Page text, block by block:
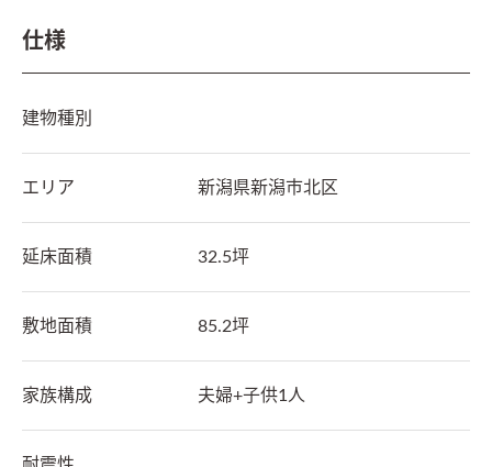
仕様
建物種別
エリア 新潟県新潟市北区
延床面積 32.5坪
敷地面積 85.2坪
家族構成 夫婦+子供1人